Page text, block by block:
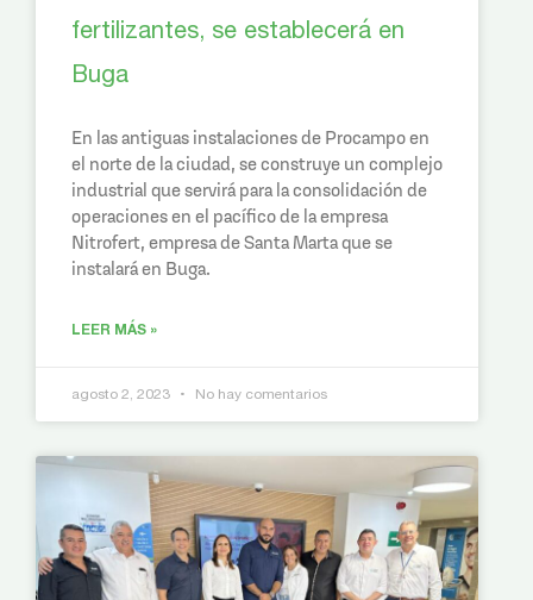
fertilizantes, se establecerá en
Buga
En las antiguas instalaciones de Procampo en
el norte de la ciudad, se construye un complejo
industrial que servirá para la consolidación de
operaciones en el pacífico de la empresa
Nitrofert, empresa de Santa Marta que se
instalará en Buga.
LEER MÁS »
agosto 2, 2023 No hay comentarios